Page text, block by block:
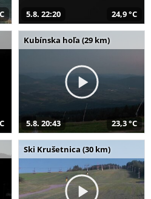
5.8. 22:20 24,9 °C
Kubínska hoľa (29 km)
5.8. 20:43 23,3 °C
Ski Krušetnica (30 km)